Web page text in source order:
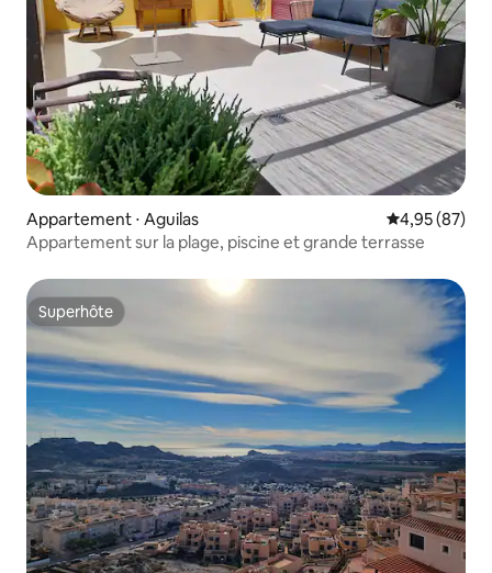
Appartement ⋅ Aguilas Évaluation
4,95 (87)
Appartement sur la plage, piscine et grande terrasse
Superhôte
Superhôte